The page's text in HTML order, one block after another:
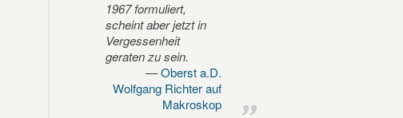
1967 formuliert,
scheint aber jetzt in
Vergessenheit
geraten zu sein.
Oberst a.D.
Wolfgang Richter auf
Makroskop